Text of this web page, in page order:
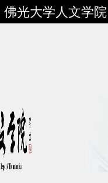
佛光大学人文学院